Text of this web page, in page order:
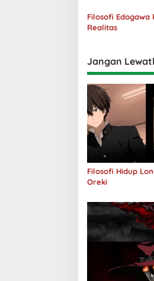
Filosofi Edogawa
Realitas
Jangan
Filosofi Hidup
Oreki